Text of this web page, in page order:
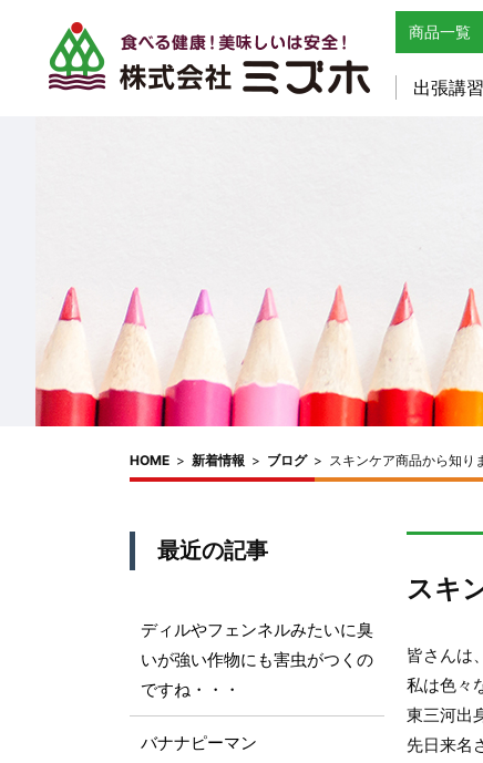
商品一覧
出張講
HOME > 新着情報 > ブログ> スキンケア商品から知り
スキ
皆さんは
私は色々
東三河出
先日来名
最近の記事
ディルやフェンネルみたいに臭
いが強い作物にも害虫がつくの
ですね・・・
バナナピーマン